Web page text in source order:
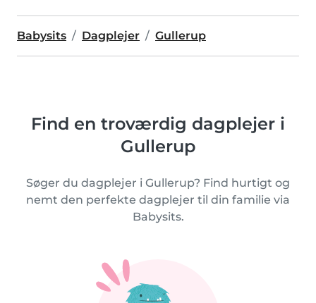
Babysits Dagplejer Gullerup
Find en troværdig dagplejer i
Gullerup
Søger du dagplejer i Gullerup? Find hurtigt og
nemt den perfekte dagplejer til din familie via
Babysits.